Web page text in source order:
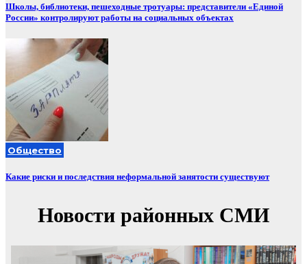
Школы, библиотеки, пешеходные тротуары: представители «Единой
России» контролируют работы на социальных объектах
Общество
Какие риски и последствия неформальной занятости существуют